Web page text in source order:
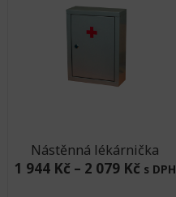
Nástěnná lékárnička
1 944 Kč– 2 079 Kč s DPH